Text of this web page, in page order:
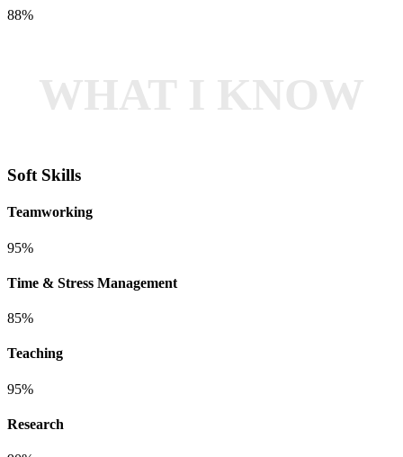
88%
Soft Skills
Teamworking
95%
Time & Stress Management
85%
Teaching
95%
Research